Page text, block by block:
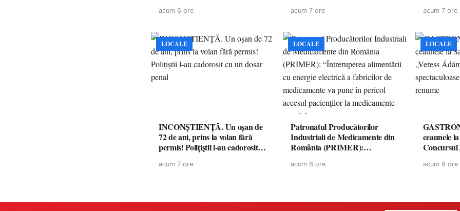
acum 6 ore
singură zi
acum 7 ore acum 7 ore
LOCALE
INCONȘTIENȚĂ. Un oșan de
72 de ani, prins la volan fără
permis! Polițiștii l-au cadorosit
acum 7 ore
LOCALE
Patronatul Producătorilor
Industriali de Medicamente din
România (PRIMER):
energie electrică a fabricilor de
acum 8 ore
LOCALE
ceaunele
Concursul
acum 8 ore